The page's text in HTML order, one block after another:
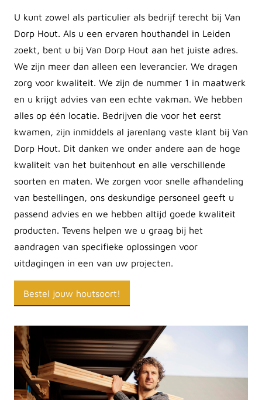
U kunt zowel als particulier als bedrijf terecht bij Van
Dorp Hout. Als u een ervaren houthandel in Leiden
zoekt, bent u bij Van Dorp Hout aan het juiste adres.
We zijn meer dan alleen een leverancier. We dragen
zorg voor kwaliteit. We zijn de nummer 1 in maatwerk
en u krijgt advies van een echte vakman. We hebben
alles op één locatie. Bedrijven die voor het eerst
kwamen, zijn inmiddels al jarenlang vaste klant bij Van
Dorp Hout. Dit danken we onder andere aan de hoge
kwaliteit van het buitenhout en alle verschillende
soorten en maten. We zorgen voor snelle afhandeling
van bestellingen, ons deskundige personeel geeft u
passend advies en we hebben altijd goede kwaliteit
producten. Tevens helpen we u graag bij het
aandragen van specifieke oplossingen voor
uitdagingen in een van uw projecten.
Bestel jouw houtsoort!